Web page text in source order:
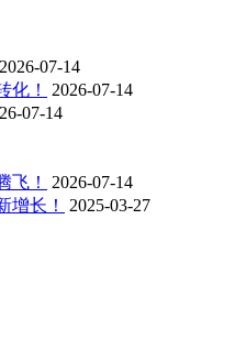
2026-07-14
化！
2026-07-14
07-14
飞！
2026-07-14
增长！
2025-03-27